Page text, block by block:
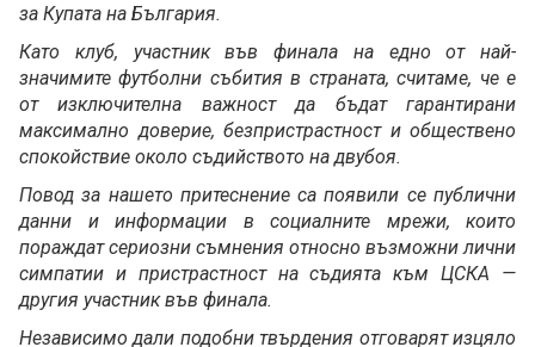
за Купата на България.
Като клуб, участник във финала на едно от най-
значимите футболни събития в страната, считаме, че е
от изключителна важност да бъдат гарантирани
максимално доверие, безпристрастност и обществено
спокойствие около съдийството на двубоя.
Повод за нашето притеснение са появили се публични
данни и информации в социалните мрежи, които
пораждат сериозни съмнения относно възможни лични
симпатии и пристрастност на съдията към ЦСКА —
другия участник във финала.
Независимо дали подобни твърдения отговарят изцяло